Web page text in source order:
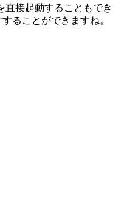
直接起動することもでき
ることができますね。